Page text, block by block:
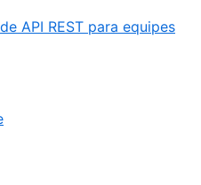
API REST para equipes